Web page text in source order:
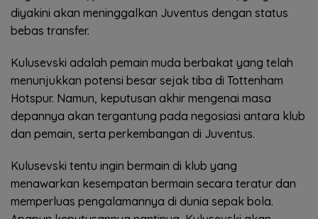
diyakini akan meninggalkan Juventus dengan status
bebas transfer.
Kulusevski adalah pemain muda berbakat yang telah
menunjukkan potensi besar sejak tiba di Tottenham
Hotspur. Namun, keputusan akhir mengenai masa
depannya akan tergantung pada negosiasi antara klub
dan pemain, serta perkembangan di Juventus.
Kulusevski tentu ingin bermain di klub yang
menawarkan kesempatan bermain secara teratur dan
memperluas pengalamannya di dunia sepak bola.